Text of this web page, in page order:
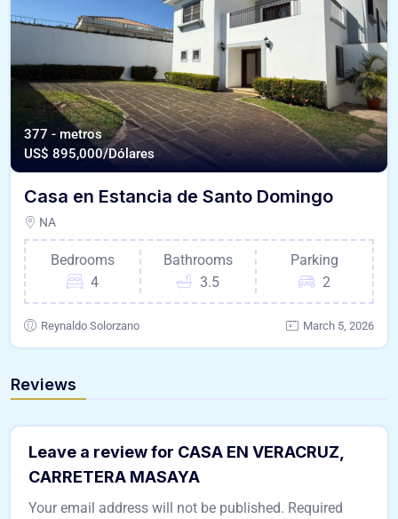
377 - metros
US$ 895,000/Dólares
Casa en Estancia de Santo Domingo
NA
Bedrooms
4
Bathrooms
3.5
Parking
2
Reynaldo Solorzano March 5, 2026
Reviews
Leave a review for CASA EN VERACRUZ,
CARRETERA MASAYA
Your email address will not be published. Required